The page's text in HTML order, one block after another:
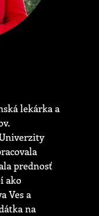
lekárka a
prednosť
ako
Ves a
na